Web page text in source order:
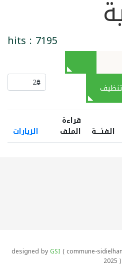
hits : 7195
تنظيف
الفئـــــة
قراءة
الملف
الزيارات
GSI ( commune-
2025 )